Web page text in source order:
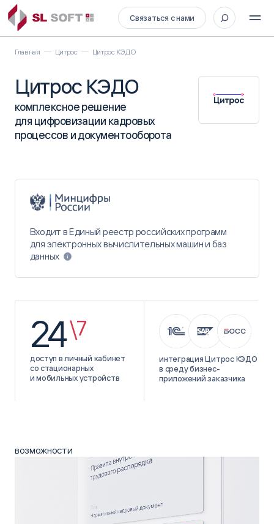
Связаться с нами
Главная Цитрос Цитрос КЭДО
Цитрос КЭДО
комплексное решение
для цифровизации кадровых
процессов и документооборота
24\7
доступ в личный кабинет
со стационарных
и мобильных устройств
интеграция Цитрос КЭДО
в среду бизнес-
приложений заказчика
Входит в Единый реестр российских программ
для электронных вычислительных машин и баз
данных
возможности